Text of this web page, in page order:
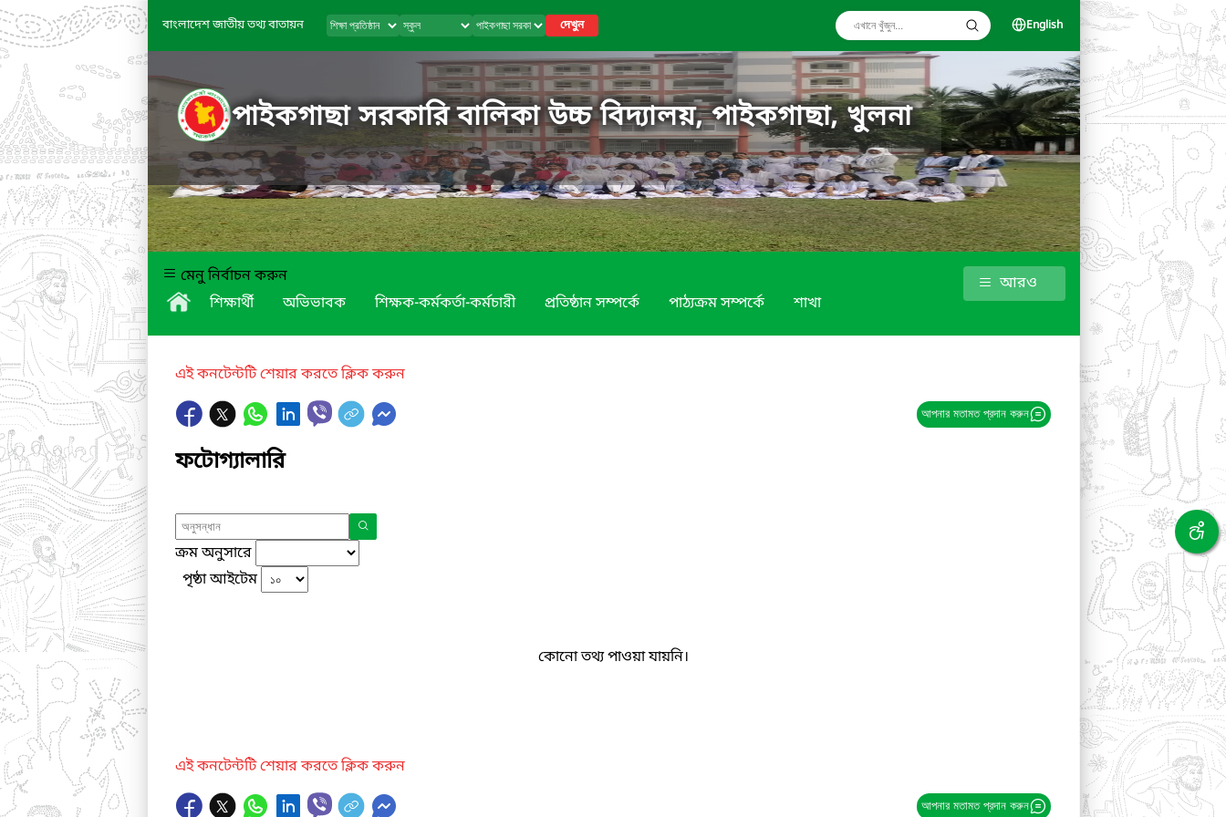
বাংলাদেশ জাতীয় তথ্য বাতায়ন দেখুন English
পাইকগাছা সরকারি বালিকা উচ্চ বিদ্যালয়, পাইকগাছা, খুলনা
মেনু নির্বাচন করুন
শিক্ষার্থী
অভিভাবক শিক্ষক-কর্মকর্তা-কর্মচারী প্রতিষ্ঠান সম্পর্কে পাঠ্যক্রম সম্পর্কে শাখা
আরও
এই কনটেন্টটি শেয়ার করতে ক্লিক করুন
আপনার মতামত প্রদান করুন
ফটোগ্যালারি
ক্রম অনুসারে
পৃষ্ঠা আইটেম
কোনো তথ্য পাওয়া যায়নি।
এই কনটেন্টটি শেয়ার করতে ক্লিক করুন
আপনার মতামত প্রদান করুন